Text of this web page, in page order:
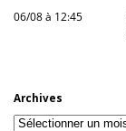
06/08 à 12:45
Archives
Archives